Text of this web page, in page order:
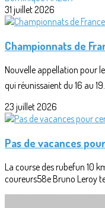
31 juillet 2026
Championnats de
Nouvelle appellation pour
qui réunissaient du 16 au
23 juillet 2026
Pas de vacances
La course des rubefun 10
coureurs58e Bruno Leroy